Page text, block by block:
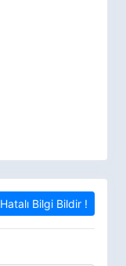
Hatalı Bilgi Bildir !